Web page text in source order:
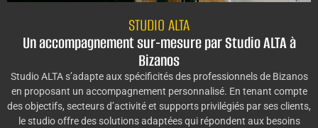
STUDIO ALTA
Un accompagnement sur-mesure par Studio ALTA à
Bizanos
Studio ALTA s’adapte aux spécificités des professionnels de Bizanos
en proposant un accompagnement personnalisé. En tenant compte
des objectifs, secteurs d’activité et supports privilégiés par ses clients,
le studio offre des solutions adaptées qui répondent aux besoins